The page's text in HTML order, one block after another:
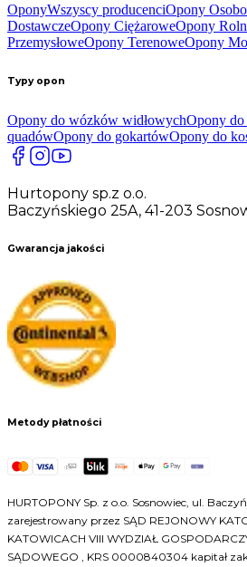
OponyWszyscy producenciOpony
DostawczeOpony CiężaroweOpony
PrzemysłoweOpony TerenoweOpony
Typy opon
Opony do wózków widłowychOpony
quadówOpony do gokartówOpony do
Hurtopony sp.z o.o.
Baczyńskiego 25A, 41-203
Gwarancja jakości
Metody płatności
HURTOPONY Sp. z o.o. Sosnowiec, ul.
zarejestrowany przez SĄD REJONOWY
KATOWICACH VIII WYDZIAŁ
SĄDOWEGO , KRS 0000840304 kapitał